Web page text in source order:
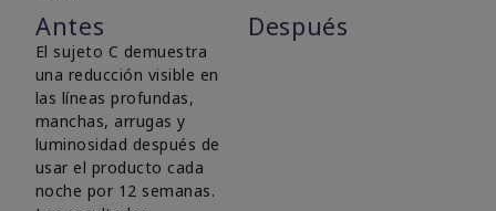
Antes Después
El sujeto C demuestra
una reducción visible en
las líneas profundas,
manchas, arrugas y
luminosidad después de
usar el producto cada
noche por 12 semanas.